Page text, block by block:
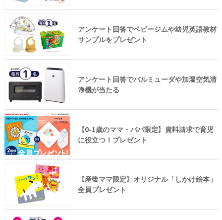
アンケート回答でベビージムや幼児英語教材
サンプルをプレゼント
アンケート回答でバルミューダや加湿空気清
浄機が当たる
【0-1歳のママ・パパ限定】資料請求で育児
に役立つ！プレゼント
【産後ママ限定】オリジナル「しかけ絵本」
全員プレゼント